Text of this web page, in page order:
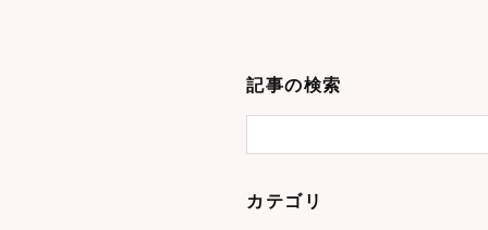
記事の検索
カテゴリ